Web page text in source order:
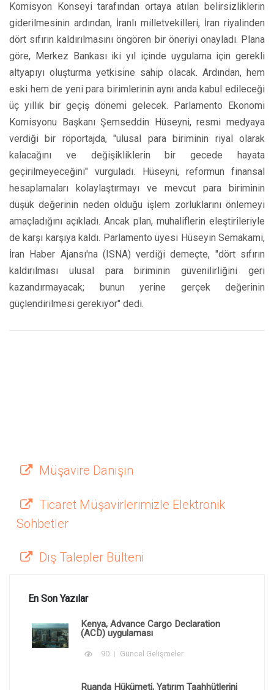
Komisyon Konseyi tarafından ortaya atılan belirsizliklerin
giderilmesinin ardından, İranlı milletvekilleri, İran riyalinden
dört sıfırın kaldırılmasını öngören bir öneriyi onayladı. Plana
göre, Merkez Bankası iki yıl içinde uygulama için gerekli
altyapıyı oluşturma yetkisine sahip olacak. Ardından, hem
eski hem de yeni para birimlerinin aynı anda kabul edileceği
üç yıllık bir geçiş dönemi gelecek. Parlamento Ekonomi
Komisyonu Başkanı Şemseddin Hüseyni, resmi medyaya
verdiği bir röportajda, "ulusal para biriminin riyal olarak
kalacağını ve değişikliklerin bir gecede hayata
geçirilmeyeceğini" vurguladı. Hüseyni, reformun finansal
hesaplamaları kolaylaştırmayı ve mevcut para biriminin
düşük değerinin neden olduğu işlem zorluklarını önlemeyi
amaçladığını açıkladı. Ancak plan, muhaliflerin eleştirileriyle
de karşı karşıya kaldı. Parlamento üyesi Hüseyin Semakami,
İran Haber Ajansı'na (ISNA) verdiği demeçte, "dört sıfırın
kaldırılması ulusal para biriminin güvenilirliğini geri
kazandırmayacak; bunun yerine gerçek değerinin
güçlendirilmesi gerekiyor" dedi.
Müşavire Danışın
Ticaret Müşavirlerimizle Elektronik
Sohbetler
Dış Talepler Bülteni
En Son Yazılar
Kenya, Advance Cargo Declaration
(ACD) uygulaması
90 Güncel Gelişmeler
Ruanda Hükümeti, Yatırım Taahhütlerini